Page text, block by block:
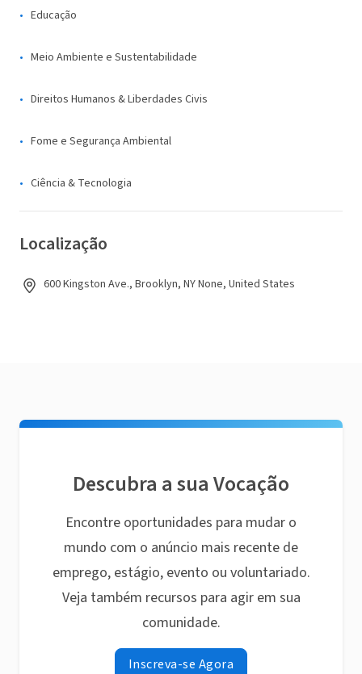
Educação
Meio Ambiente e Sustentabilidade
Direitos Humanos & Liberdades Civis
Fome e Segurança Ambiental
Ciência & Tecnologia
Localização
600 Kingston Ave., Brooklyn, NY None, United States
Descubra a sua Vocação
Encontre oportunidades para mudar o
mundo com o anúncio mais recente de
emprego, estágio, evento ou voluntariado.
Veja também recursos para agir em sua
comunidade.
Inscreva-se Agora